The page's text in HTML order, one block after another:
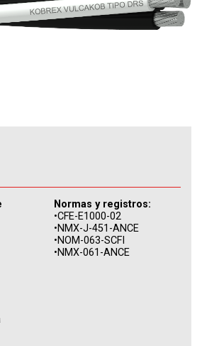
Normas y registros:
•CFE-E1000-02
•NMX-J-451-ANCE
•NOM-063-SCFI
•NMX-061-ANCE